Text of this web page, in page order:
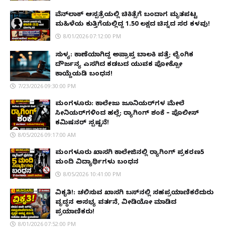
ವೆನ್‌ಲಾಕ್ ಆಸ್ಪತ್ರೆಯಲ್ಲಿ ಚಿಕಿತ್ಸೆಗೆ ಬಂದಾಗ ಮೃತಪಟ್ಟ
ಮಹಿಳೆಯ ಕುತ್ತಿಗೆಯಲ್ಲಿದ್ದ ₹1.50 ಲಕ್ಷದ ಚಿನ್ನದ ಸರ ಕಳವು!
8/01/2026 07:12:00 PM
ಸುಳ್ಯ: ಕಾಣೆಯಾಗಿದ್ದ ಅಪ್ರಾಪ್ತ ಬಾಲಕಿ ಪತ್ತೆ; ಲೈಂಗಿಕ
ದೌರ್ಜನ್ಯ ಎಸಗಿದ ಕಡಬದ ಯುವಕ ಪೋಕ್ಸೋ
ಕಾಯ್ದೆಯಡಿ ಬಂಧನ!
7/23/2026 09:30:00 PM
ಮಂಗಳೂರು: ಕಾಲೇಜು ಜೂನಿಯರ್‌ಗಳ ಮೇಲೆ
ಸೀನಿಯರ್‌ಗಳಿಂದ ಹಲ್ಲೆ; ರ‌್ಯಾಗಿಂಗ್ ಶಂಕೆ – ಪೊಲೀಸ್
ಕಮಿಷನರ್ ಸ್ಪಷ್ಟನೆ!
8/05/2026 09:17:00 AM
ಮಂಗಳೂರು ಖಾಸಗಿ ಕಾಲೇಜಿನಲ್ಲಿ ರ‌್ಯಾಗಿಂಗ್ ಪ್ರಕರಣ5
ಮಂದಿ ವಿದ್ಯಾರ್ಥಿಗಳು ಬಂಧನ
8/05/2026 10:41:00 PM
ವಿಕೃತಿ!: ಚಲಿಸುವ ಖಾಸಗಿ ಬಸ್‌ನಲ್ಲಿ ಸಹಪ್ರಯಾಣಿಕರೆದುರು
ವೃದ್ಧನ ಅಸಭ್ಯ ವರ್ತನೆ, ವೀಡಿಯೋ ಮಾಡಿದ
ಪ್ರಯಾಣಿಕರು!
8/01/2026 07:52:00 PM